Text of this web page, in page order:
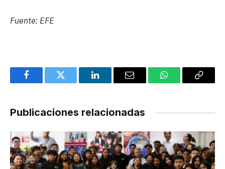
Fuente: EFE
FacebookTwitter LinkedInEmail WhatsAppCopy
Publicaciones relacionadas